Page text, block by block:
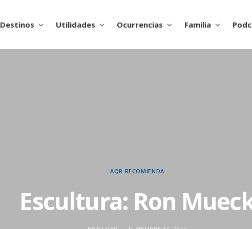
Destinos Utilidades Ocurrencias Familia
AQR RECOMIENDA
Escultura: Ron